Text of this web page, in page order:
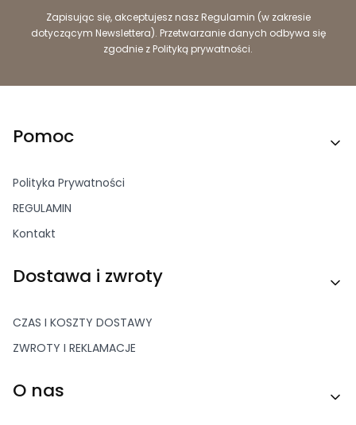
Zapisując się, akceptujesz nasz Regulamin (w zakresie
dotyczącym Newslettera). Przetwarzanie danych odbywa się
zgodnie z Polityką prywatności.
Linki w stopce
Pomoc
Polityka Prywatności
REGULAMIN
Kontakt
Dostawa i zwroty
CZAS I KOSZTY DOSTAWY
ZWROTY I REKLAMACJE
O nas